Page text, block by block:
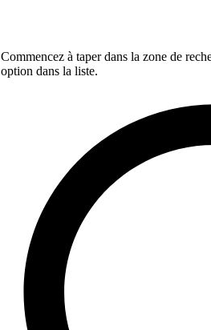
Commencez à taper dans la zone de
option dans la liste.